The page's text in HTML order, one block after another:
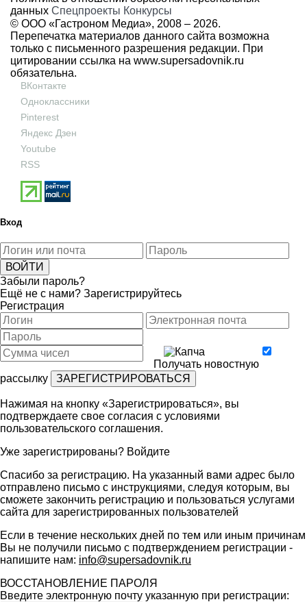
данных Спецпроекты Конкурсы
© ООО «Гастроном Медиа», 2008 – 2026.
Перепечатка материалов данного сайта возможна
только с письменного разрешения редакции. При
цитировании ссылка на www.supersadovnik.ru
обязательна.
ВКонтакте
Одноклассники
Pinterest
Яндекс Дзен
Youtube
RSS
Вход
Забыли пароль?
Ещё не с нами? Зарегистрируйтесь
Регистрация
Получать новостную
рассылку
Нажимая на кнопку «Зарегистрироваться», вы
подтверждаете свое согласия с условиями
пользовательского соглашения.
Уже зарегистрированы? Войдите
Спасибо за регистрацию. На указанный вами адрес было
отправлено письмо с инструкциями, следуя которым, вы
сможете закончить регистрацию и пользоваться услугами
сайта для зарегистрированных пользователей
Если в течение нескольких дней по тем или иным причинам
Вы не получили письмо с подтверждением регистрации -
напишите нам: info@supersadovnik.ru
ВОССТАНОВЛЕНИЕ ПАРОЛЯ
Введите электронную почту указанную при регистрации: